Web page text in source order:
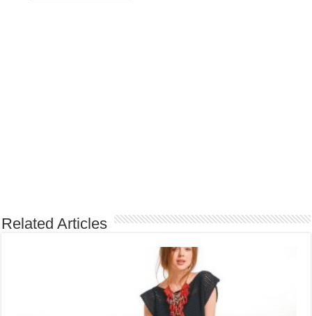
Related Articles